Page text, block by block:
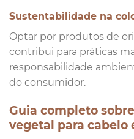
Sustentabilidade na
Optar por produtos de
contribui para práticas
responsabilidade
do consumidor.
Guia completo
vegetal para cabelo